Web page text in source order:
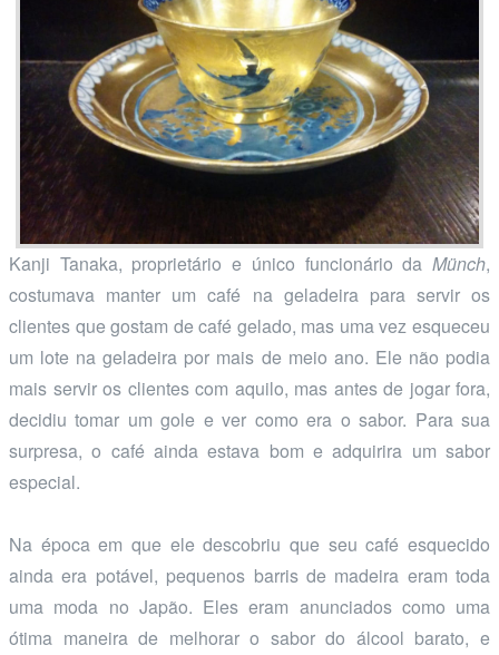
Kanji Tanaka, proprietário e único funcionário da Münch,
costumava manter um café na geladeira para servir os
clientes que gostam de café gelado, mas uma vez esqueceu
um lote na geladeira por mais de meio ano. Ele não podia
mais servir os clientes com aquilo, mas antes de jogar fora,
decidiu tomar um gole e ver como era o sabor. Para sua
surpresa, o café ainda estava bom e adquirira um sabor
especial.
Na época em que ele descobriu que seu café esquecido
ainda era potável, pequenos barris de madeira eram toda
uma moda no Japão. Eles eram anunciados como uma
ótima maneira de melhorar o sabor do álcool barato, e